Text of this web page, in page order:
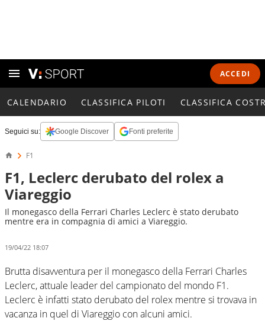
ACCEDI
CALENDARIO CLASSIFICA PILOTI CLASSIFICA
Seguici su: Google Discover Fonti preferite
F1
F1, Leclerc derubato del rolex a
Viareggio
Il monegasco della Ferrari Charles Leclerc è stato derubato
mentre era in compagnia di amici a Viareggio.
19/04/22 18:07
Brutta disavventura per il monegasco della Ferrari Charles
Leclerc, attuale leader del campionato del mondo F1.
Leclerc è infatti stato derubato del rolex mentre si trovava in
vacanza in quel di Viareggio con alcuni amici.